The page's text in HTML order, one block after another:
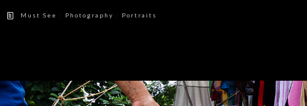
Must See Photography Portraits